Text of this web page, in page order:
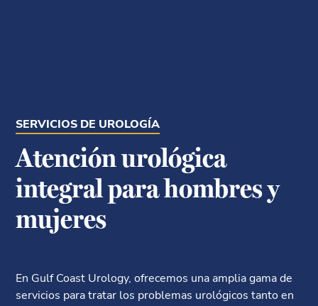
SERVICIOS DE UROLOGÍA
Atención urológica
integral para hombres y
mujeres
En Gulf Coast Urology, ofrecemos una amplia gama de
servicios para tratar los problemas urológicos tanto en